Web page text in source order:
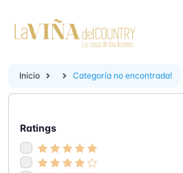
Inicio Categoría no encontrada!
Ratings